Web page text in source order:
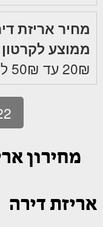
מחיר אריזת
ממוצע
20₪ עד 50₪ לקרטון)
מחירון
אריזת דירה